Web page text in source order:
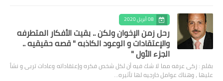
08 أبريل 2020
رحل زمن الإخوان ولكن .. بقيت الأفكار المتطرفه
والإعتقادات و الوعود الكاذبه " قصه حقيقيه ..
الجزء الأول "
بقلم : زكى عرفه مما لا شك فيه أن لكل شخص فكره وإعتقاداته وعادات تربى و نشأ
عليها ، وهناك عوامل خارجيه لها تأثيره…